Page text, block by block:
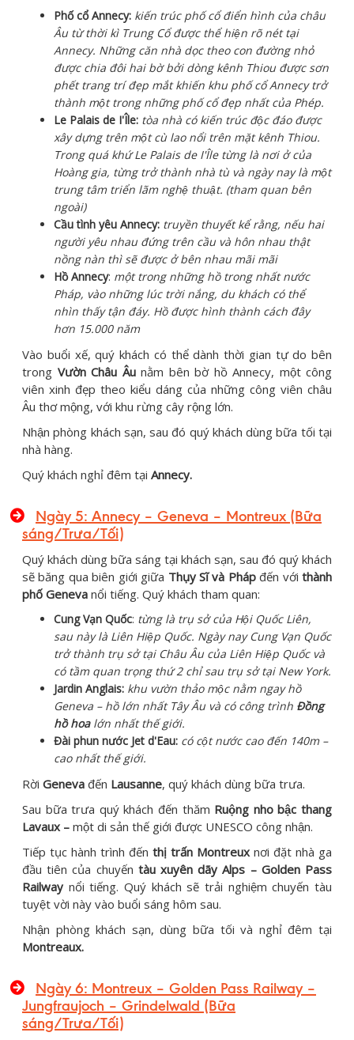
Phố cổ Annecy: kiến trúc phố cổ điển hình của châu
Âu từ thời kì Trung Cổ được thể hiện rõ nét tại
Annecy. Những căn nhà dọc theo con đường nhỏ
được chia đôi hai bờ bởi dòng kênh Thiou được sơn
phết trang trí đẹp mắt khiến khu phố cổ Annecy trở
thành một trong những phố cổ đẹp nhất của Phép.
Le Palais de I'Île: tòa nhà có kiến trúc độc đáo được
xây dựng trên một cù lao nổi trên mặt kênh Thiou.
Trong quá khứ Le Palais de I'Île từng là nơi ở của
Hoàng gia, từng trở thành nhà tù và ngày nay là một
trung tâm triển lãm nghệ thuật. (tham quan bên
ngoài)
Cầu tình yêu Annecy: truyền thuyết kể rằng, nếu hai
người yêu nhau đứng trên cầu và hôn nhau thật
nồng nàn thì sẽ được ở bên nhau mãi mãi
Hồ Annecy: một trong những hồ trong nhất nước
Pháp, vào những lúc trời nắng, du khách có thể
nhìn thấy tận đáy. Hồ được hình thành cách đây
hơn 15.000 năm
Vào buổi xế, quý khách có thể dành thời gian tự do bên
trong Vườn Châu Âunằm bên bờ hồ Annecy, một công
viên xinh đẹp theo kiểu dáng của những công viên châu
Âu thơ mộng, với khu rừng cây rộng lớn.
Nhận phòng khách sạn, sau đó quý khách dùng bữa tối tại
nhà hàng.
Quý khách nghỉ đêm tại Annecy.
Ngày 5: Annecy – Geneva – Montreux (Bữa
sáng/Trưa/Tối)
Quý khách dùng bữa sáng tại khách sạn, sau đó quý khách
sẽ băng qua biên giới giữa Thụy Sĩ và Phápđến với thành
phố Geneva nổi tiếng. Quý khách tham quan:
Cung Vạn Quốc: từng là trụ sở của Hội Quốc Liên,
sau này là Liên Hiệp Quốc. Ngày nay Cung Vạn Quốc
trở thành trụ sở tại Châu Âu của Liên Hiệp Quốc và
có tầm quan trọng thứ 2 chỉ sau trụ sở tại New York.
Jardin Anglais: khu vườn thảo mộc nằm ngay hồ
Geneva – hồ lớn nhất Tây Âu và có công trình Đồng
hồ hoalớn nhất thế giới.
Đài phun nước Jet d'Eau: có cột nước cao đến 140m –
cao nhất thế giới.
Rời Geneva đến Lausanne, quý khách dùng bữa trưa.
Sau bữa trưa quý khách đến thăm Ruộng nho bậc thang
Lavaux – một di sản thế giới được UNESCO công nhận.
Tiếp tục hành trình đến thị trấn Montreuxnơi đặt nhà ga
đầu tiên của chuyến tàu xuyên dãy Alps – Golden Pass
Railway nổi tiếng. Quý khách sẽ trải nghiệm chuyến tàu
tuyệt vời này vào buổi sáng hôm sau.
Nhận phòng khách sạn, dùng bữa tối và nghỉ đêm tại
Montreaux.
Ngày 6: Montreux – Golden Pass Railway –
Jungfraujoch – Grindelwald (Bữa
sáng/Trưa/Tối)